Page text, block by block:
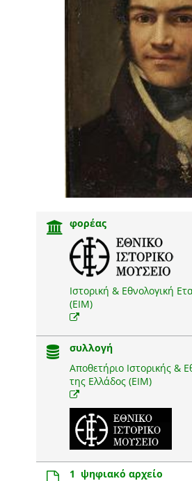
φορέας
Ιστορική & Εθνολογική
(EIM)
συλλογή
Αποθετήριο Ιστορικής &
της Ελλάδος (ΕΙΜ)
1 ψηφιακό αρχείο